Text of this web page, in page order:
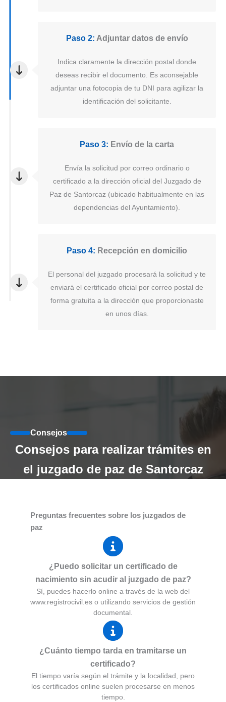
Paso 2: Adjuntar datos de envío
Indica claramente la dirección postal donde
deseas recibir el documento. Es aconsejable
adjuntar una fotocopia de tu DNI para agilizar la
identificación del solicitante.
Paso 3: Envío de la carta
Envía la solicitud por correo ordinario o
certificado a la dirección oficial del Juzgado de
Paz de Santorcaz (ubicado habitualmente en las
dependencias del Ayuntamiento).
Paso 4: Recepción en domicilio
El personal del juzgado procesará la solicitud y te
enviará el certificado oficial por correo postal de
forma gratuita a la dirección que proporcionaste
en unos días.
Consejos
Consejos para realizar trámites en
el juzgado de paz de Santorcaz
Preguntas frecuentes sobre los juzgados de
paz
¿Puedo solicitar un certificado de
nacimiento sin acudir al juzgado de paz?
Sí, puedes hacerlo online a través de la web del
www.registrocivil.es o utilizando servicios de gestión
documental.
¿Cuánto tiempo tarda en tramitarse un
certificado?
El tiempo varía según el trámite y la localidad, pero
los certificados online suelen procesarse en menos
tiempo.